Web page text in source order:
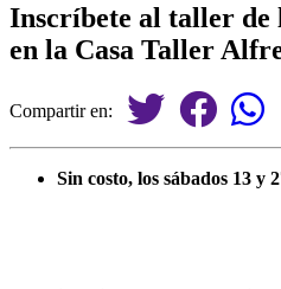
Inscríbete al taller de
en la Casa Taller
Compartir en:
Sin costo, los sábados 13 y